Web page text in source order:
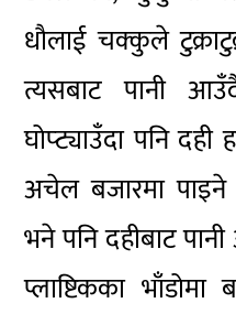
धौलाई चक्कुले
त्यसबाट पानी
घोप्ट्याउँदा पनि
अचेल बजारमा पाइने
भने पनि दहीबाट
प्लाष्टिकका